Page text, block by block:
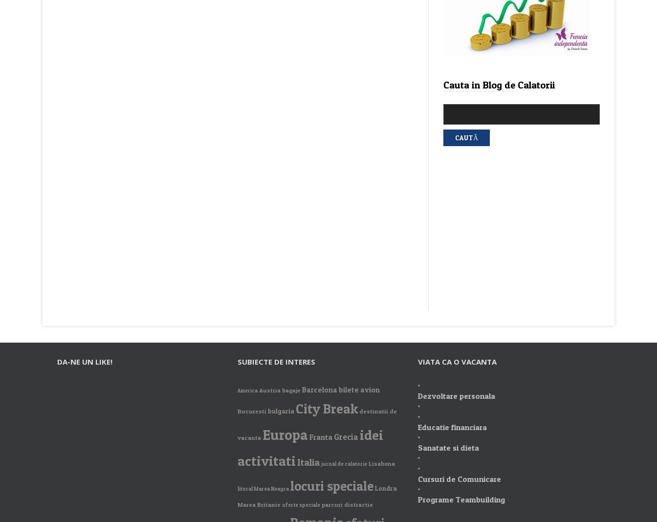
Cauta in Blog de Calatorii
DA-NE UN LIKE! SUBIECTE DE INTERES
America Austria bagaje Barcelona bilete avion
Bucuresti bulgaria City Break destinatii de
vacanta Europa Franta Grecia idei
activitati Italia jurnal de calatorie Lisabona
litoral Marea Neagra locuri specialeLondra
Marea Britanie oferte speciale parcuri distractie
VIATA CA O VACANTA
Dezvoltare personala
Educatie financiara
Sanatate si dieta
Cursuri de Comunicare
Programe Teambuilding